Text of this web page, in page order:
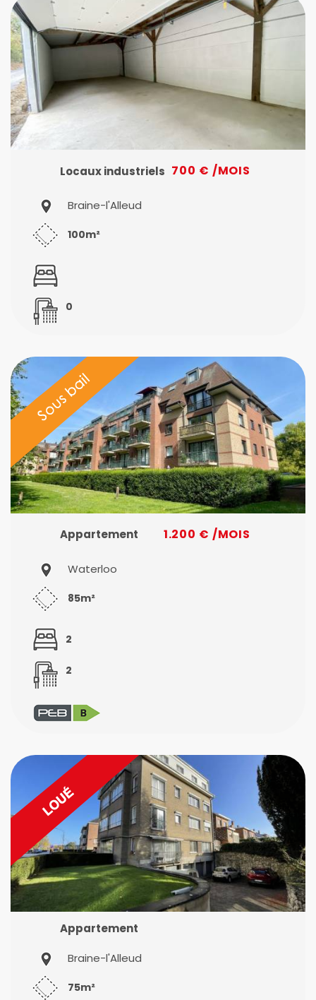
Locaux industriels 700 € /MOIS
Braine-l'Alleud
100m²
0
Appartement 1.200 € /MOIS
Waterloo
85m²
2
2
Appartement
Braine-l'Alleud
75m²